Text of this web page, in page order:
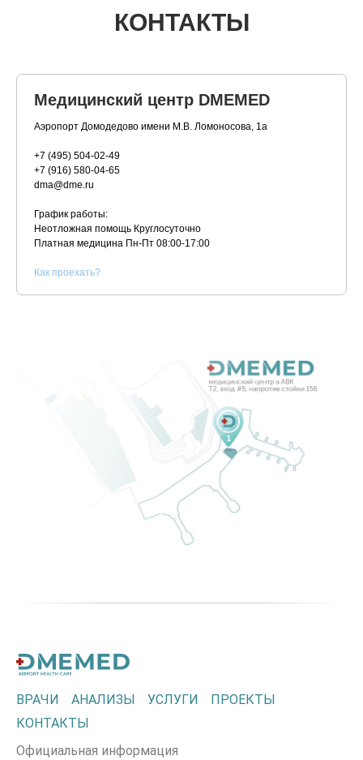
КОНТАКТЫ
Медицинский центр DMEMED
Аэропорт Домодедово имени М.В. Ломоносова, 1а
+7 (495) 504-02-49
+7 (916) 580-04-65
dma@dme.ru
График работы:
Неотложная помощь Круглосуточно
Платная медицина Пн-Пт 08:00-17:00
Как проехать?
ВРАЧИ АНАЛИЗЫ УСЛУГИ
ПРОЕКТЫ
КОНТАКТЫ
Официальная информация